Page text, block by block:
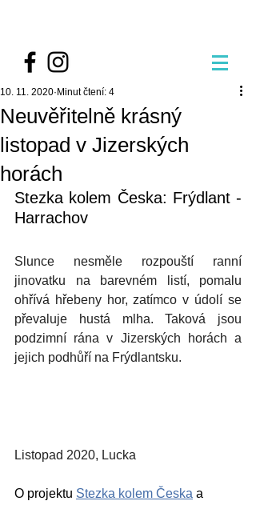
Neuvěřitelně krásný
listopad v Jizerských
horách
10. 11. 2020 Minut čtení: 4
Stezka kolem Česka: Frýdlant -
Harrachov
Slunce nesměle rozpouští ranní
jinovatku na barevném listí, pomalu
ohřívá hřebeny hor, zatímco v údolí se
převaluje hustá mlha. Taková jsou
podzimní rána v Jizerských horách a
jejich podhůří na Frýdlantsku.
Listopad 2020, Lucka
O projektu Stezka kolem Česka a